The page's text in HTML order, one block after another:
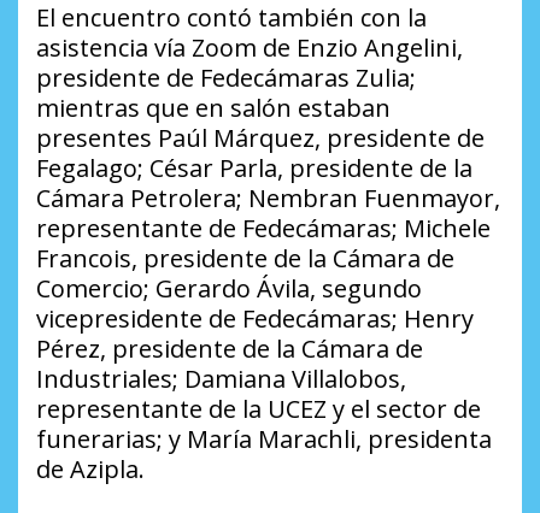
El encuentro contó también con la
asistencia vía Zoom de Enzio Angelini,
presidente de Fedecámaras Zulia;
mientras que en salón estaban
presentes Paúl Márquez, presidente de
Fegalago; César Parla, presidente de la
Cámara Petrolera; Nembran Fuenmayor,
representante de Fedecámaras; Michele
Francois, presidente de la Cámara de
Comercio; Gerardo Ávila, segundo
vicepresidente de Fedecámaras; Henry
Pérez, presidente de la Cámara de
Industriales; Damiana Villalobos,
representante de la UCEZ y el sector de
funerarias; y María Marachli, presidenta
de Azipla.